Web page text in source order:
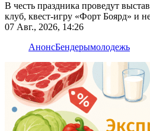
В честь праздника проведут
клуб, квест-игру «Форт Боярд» и
07 Авг., 2026, 14:26
АнонсБендерымолодежь